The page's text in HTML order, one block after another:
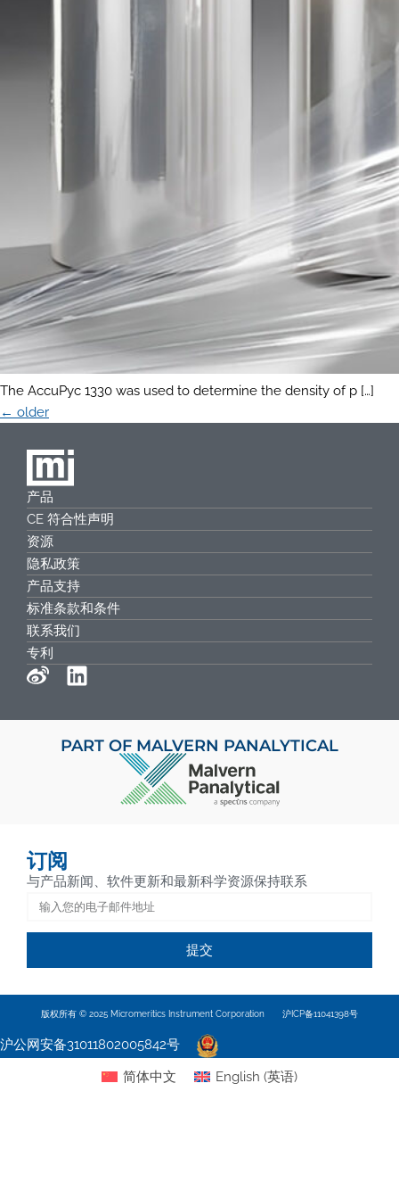
The AccuPyc 1330 was used to determine the density of p […]
← older
产品
CE 符合性声明
资源
隐私政策
产品支持
标准条款和条件
联系我们
专利
PART OF MALVERN PANALYTICAL
订阅
与产品新闻、软件更新和最新科学资源保持联系
提交
版权所有 © 2025 Micromeritics Instrument Corporation 沪ICP备11041398号
沪公网安备31011802005842号
简体中文
English (英语)